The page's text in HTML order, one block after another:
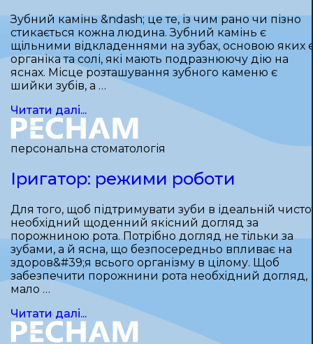
Зубний камінь &ndash; це те, із чим рано чи пізно
стикається кожна людина. Зубний камінь є
щільними відкладеннями на зубах, основою яких
органіка та солі, які мають подразнюючу дію на
яснах. Місце розташування зубного каменю є
шийки зубів, а …
Читати далі...
персональна стоматологія
Іригатор: режими роботи
Для того, щоб підтримувати зуби в ідеальній
необхідний щоденний якісний догляд за
порожниною рота. Потрібно догляд не тільки за
зубами, а й ясна, що безпосередньо впливає на
здоров&#39;я всього організму в цілому. Щоб
забезпечити порожнини рота необхідний догляд,
мало …
Читати далі...